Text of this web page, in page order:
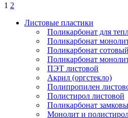
1 2
Листовые пластики
Поликарбонат для
Поликарбонат
Поликарбонат сотовый
Поликарбонат
ПЭТ листовой
Акрил (оргстекло)
Полипропилен
Полистирол листовой
Поликарбонат
Монолит и